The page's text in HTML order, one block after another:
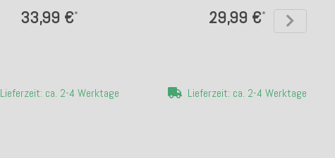
33,99 €*
Lieferzeit: ca. 2-4 Werktage
29,99 €*
Lieferzeit: ca. 2-4 Werktage